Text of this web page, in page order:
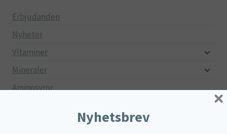
Erbjudanden
Nyheter
Vitaminer
Mineraler
Aminosyror
MjölksyrebakterierNyhetsbrev
×